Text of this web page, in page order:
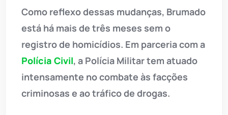
Como reflexo dessas mudanças, Brumado
está há mais de três meses sem o
registro de homicídios. Em parceria com a
Polícia Civil, a Polícia Militar tem atuado
intensamente no combate às facções
criminosas e ao tráfico de drogas.